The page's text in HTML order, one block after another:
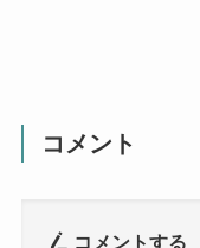
コメント
コメントする